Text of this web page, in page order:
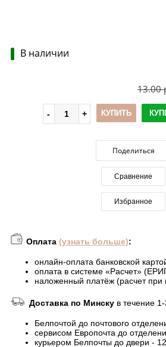
В наличии
13.00
КУПИТЬ
Поделиться
Сравнение
Избранное
Оплата (узнать больше):
онлайн-оплата банковской
оплата в системе «Расчет»
наложенный платёж (расчет при
Доставка по Минску в течение
Белпочтой до почтового
сервисом Европочта до
курьером Белпочты до двери -